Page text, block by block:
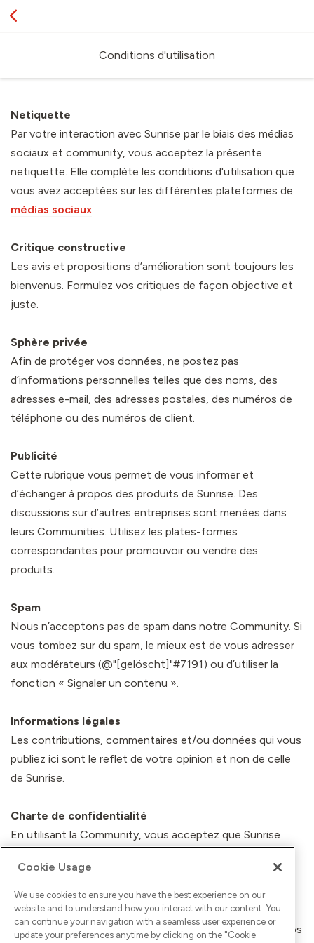
Conditions d'utilisation
Netiquette
Par votre interaction avec Sunrise par le biais des médias
sociaux et community, vous acceptez la présente
netiquette. Elle complète les conditions d'utilisation que
vous avez acceptées sur les différentes plateformes de
médias sociaux.
Critique constructive
Les avis et propositions d’amélioration sont toujours les
bienvenus. Formulez vos critiques de façon objective et
juste.
Sphère privée
Afin de protéger vos données, ne postez pas
d’informations personnelles telles que des noms, des
adresses e-mail, des adresses postales, des numéros de
téléphone ou des numéros de client.
Publicité
Cette rubrique vous permet de vous informer et
d’échanger à propos des produits de Sunrise. Des
discussions sur d’autres entreprises sont menées dans
leurs Communities. Utilisez les plates-formes
correspondantes pour promouvoir ou vendre des
produits.
Spam
Nous n’acceptons pas de spam dans notre Community. Si
vous tombez sur du spam, le mieux est de vous adresser
aux modérateurs (@"[gelöscht]"#7191) ou d’utiliser la
fonction « Signaler un contenu ».
Informations légales
Les contributions, commentaires et/ou données qui vous
publiez ici sont le reflet de votre opinion et non de celle
de Sunrise.
Charte de confidentialité
En utilisant la Community, vous acceptez que Sunrise
Charte de confidentialité (consultable sur
https://www.sunrise.ch/fr/general/mentions-
legales/protection-des-donnees). Jusqu’à révocation
écrite, vous acceptez en particulier que Sunrise utilise vos
Cookie Usage
We use cookies to ensure you have the best experience on our
website and to understand how you interact with our content. You
can continue your navigation with a seamless user experience or
update your preferences anytime by clicking on the "Cookie